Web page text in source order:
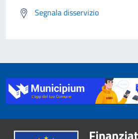
Segnala disservizio